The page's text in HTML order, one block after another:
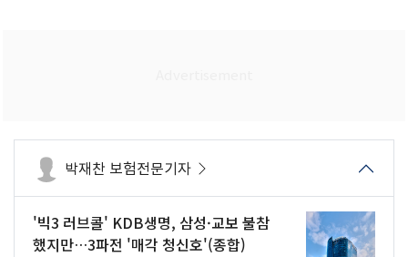
박재찬 보험전문기자
'빅3 러브콜' KDB생명, 삼성·교보 불참
했지만…3파전 '매각 청신호'(종합)